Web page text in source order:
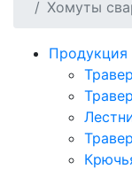
Хомуты
Продукция